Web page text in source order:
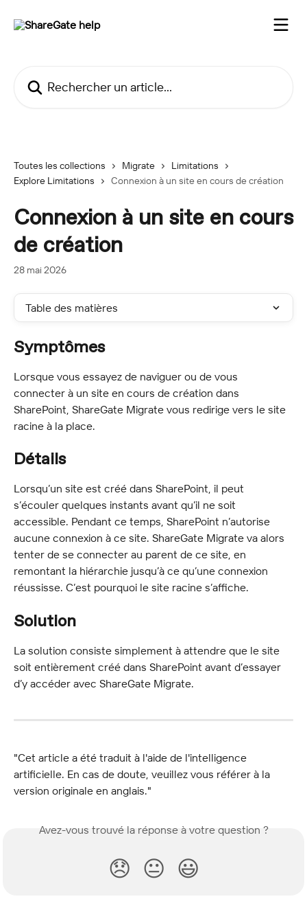
Toutes les collections Migrate
Limitations
Explore Limitations
Connexion à un site en cours de création
Connexion à un site en cours
de création
28 mai 2026
Table des matières
Symptômes
Lorsque vous essayez de naviguer ou de vous
connecter à un site en cours de création dans
SharePoint, ShareGate Migrate vous redirige vers le site
racine à la place.
Détails
Lorsqu’un site est créé dans SharePoint, il peut
s’écouler quelques instants avant qu’il ne soit
accessible. Pendant ce temps, SharePoint n’autorise
aucune connexion à ce site. ShareGate Migrate va alors
tenter de se connecter au parent de ce site, en
remontant la hiérarchie jusqu’à ce qu’une connexion
réussisse. C’est pourquoi le site racine s’affiche.
Solution
La solution consiste simplement à attendre que le site
soit entièrement créé dans SharePoint avant d’essayer
d’y accéder avec ShareGate Migrate.
"Cet article a été traduit à l'aide de l'intelligence
artificielle. En cas de doute, veuillez vous référer à la
version originale en anglais."
Avez-vous trouvé la réponse à votre question ?
😞 😐 😃